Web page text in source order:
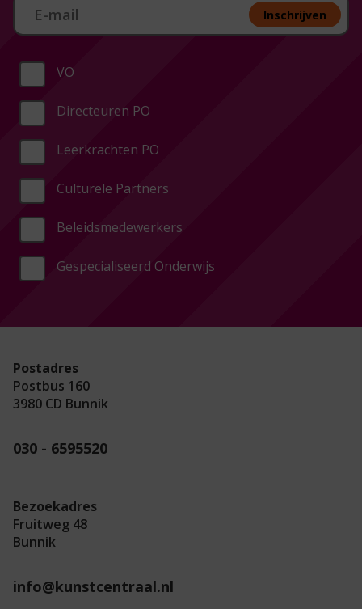
Aan melden nieuwsbrief Inschrijven
VO
Directeuren PO
Leerkrachten PO
Culturele Partners
Beleidsmedewerkers
Gespecialiseerd Onderwijs
Postadres
Postbus 160
3980 CD Bunnik
030 - 6595520
Bezoekadres
Fruitweg 48
Bunnik
info@kunstcentraal.nl